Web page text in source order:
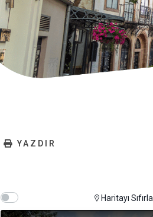
YAZDIR
Show map on mouse hoverHaritayı Sıfırla